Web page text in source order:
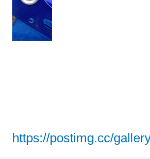
https://postimg.cc/